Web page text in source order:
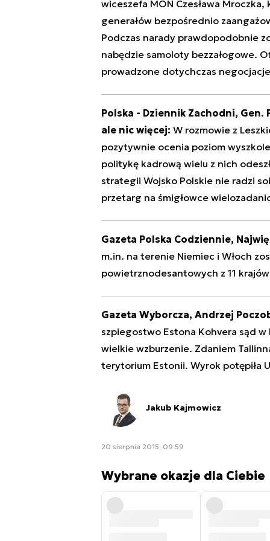
wiceszefa MON Czesława
generałów bezpośrednio
Podczas narady prawdopodobnie
nabędzie samoloty bezzałogowe.
prowadzone dotychczas
Polska - Dziennik Zachodni, Gen.
ale nic więcej: W rozmowie z
pozytywnie ocenia poziom
politykę kadrową wielu z nich
strategii Wojsko Polskie nie radzi
przetarg na śmigłowce
Gazeta Polska Codziennie,
m.in. na terenie Niemiec i Włoch
powietrznodesantowych z 11
Gazeta Wyborcza, Andrzej
szpiegostwo Estona Kohvera sąd w
wielkie wzburzenie. Zdaniem
terytorium Estonii. Wyrok potępiła
Jakub Kajmowicz
20 sierpnia 2015, 09:59
Wybrane okazje dla Ciebie